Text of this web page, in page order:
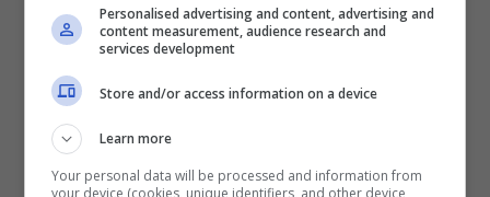
Frattesi”, ha rivelato il noto giornalista,
allargando poi il discorso a quelli che
potrebbero o dovrebbero essere gli obiettivi per
l’attacco nerazzurro. La teoria di Longhi è che il
club si trovi in difficoltà nel reprire un tipo di
attaccante del valore e delle caratteristiche di
un Edin Dzeko. O di un Romelu Lukaku. Persi,
Personalised advertising and content, advertising and
content measurement, audience research and
services development
Store and/or access information on a device
Learn more
Your personal data will be processed and information from
your device (cookies, unique identifiers, and other device